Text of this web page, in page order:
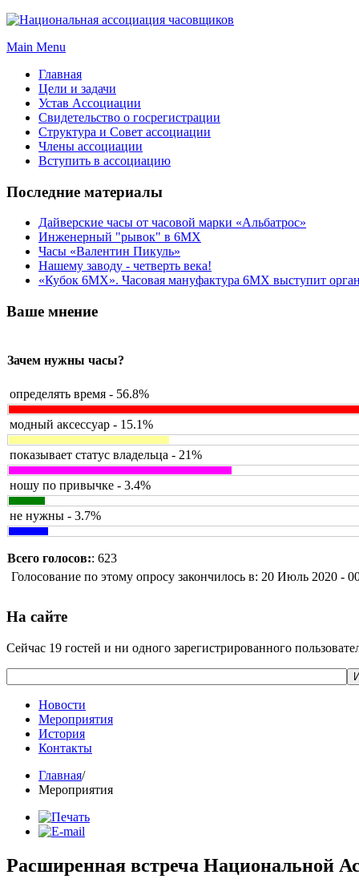
Main Menu
Главная
Цели и задачи
Устав Ассоциации
Свидетельство о госрегистрации
Структура и Совет ассоциации
Члены ассоциации
Вступить в ассоциацию
Последние материалы
Дайверские часы от часовой марки «Альбатрос»
Инженерный "рывок" в 6МХ
Часы «Валентин Пикуль»
Нашему заводу - четверть века!
«Кубок 6МХ». Часовая мануфактура 6МХ выступит
Ваше мнение
Зачем нужны часы?
определять время - 56.8%
модный аксессуар - 15.1%
показывает статус владельца - 21%
ношу по привычке - 3.4%
не нужны - 3.7%
Всего голосов:: 623
Голосование по этому опросу закончилось в: 20 Июль 2020 -
На сайте
Сейчас 19 гостей и ни одного зарегистрированного
Новости
Мероприятия
История
Контакты
Главная/
Мероприятия
Расширенная встреча Национальной